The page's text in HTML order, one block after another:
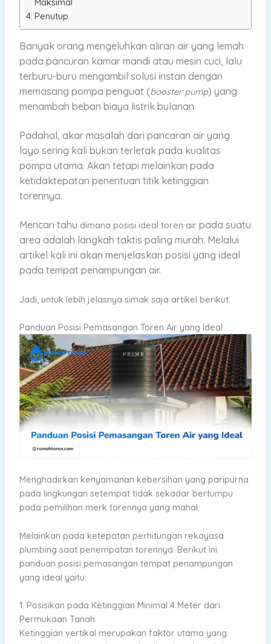
Penutup
Banyak orang mengeluhkan aliran air yang lemah
pada pancuran kamar mandi atau mesin cuci, lalu
terburu-buru mengambil solusi instan dengan
memasang pompa penguat (booster pump) yang
menambah beban biaya listrik bulanan.
Padahal, akar masalah dari pancaran air yang
loyo sering kali bukan terletak pada kualitas
pompa utama. Akan tetapi melainkan pada
ketidaktepatan penentuan titik ketinggian
torennya.
Mencari tahu dimana posisi ideal toren airpada suatu
area adalah langkah taktis paling murah. Melalui
artikel kali ini akan menjelaskan posisi yang ideal
pada tempat penampungan air.
Jadi, untuk lebih jelasnya simak saja artikel berikut.
Panduan Posisi Pemasangan Toren Air yang Ideal
Menghadirkan kenyamanan kebersihan yang paripurna
pada lingkungan setempat tidak sekadar bertumpu
pada pemilihan merk torennya yang mahal.
Melainkan pada ketepatan perhitungan rekayasa
plumbing saat penempatan torennya. Berikut ini
panduan posisi pemasangan tempat penampungan
yang ideal yaitu:
1. Posisikan pada Ketinggian Minimal 4 Meter dari
Permukaan Tanah
Ketinggian vertikal merupakan faktor utama yang